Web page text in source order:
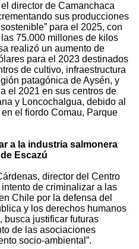
director de Camanchaca
sus producciones
para el 2025, con
75.000 millones de kilos
realizó un aumento de
para el 2023 destinados
de cultivo, infraestructura
patagónica de Aysén, y
el 2021 en sus centros de
y Loncochalgua, debido al
el fiordo Comau, Parque
a la industria salmonera
Escazú
director del Centro
de criminalizar a las
Chile por la defensa del
y los derechos humanos
busca justificar futuras
de las asociaciones
socio-ambiental”.